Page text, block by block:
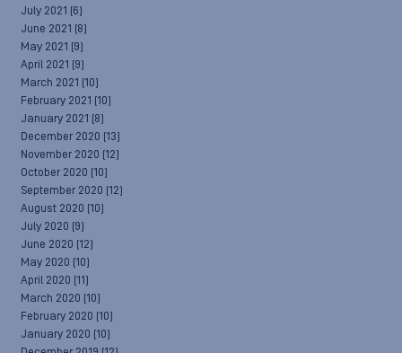
July 2021 (6)
June 2021 (8)
May 2021 (9)
April 2021 (9)
March 2021 (10)
February 2021 (10)
January 2021 (8)
December 2020 (13)
November 2020 (12)
October 2020 (10)
September 2020 (12)
August 2020 (10)
July 2020 (9)
June 2020 (12)
May 2020 (10)
April 2020 (11)
March 2020 (10)
February 2020 (10)
January 2020 (10)